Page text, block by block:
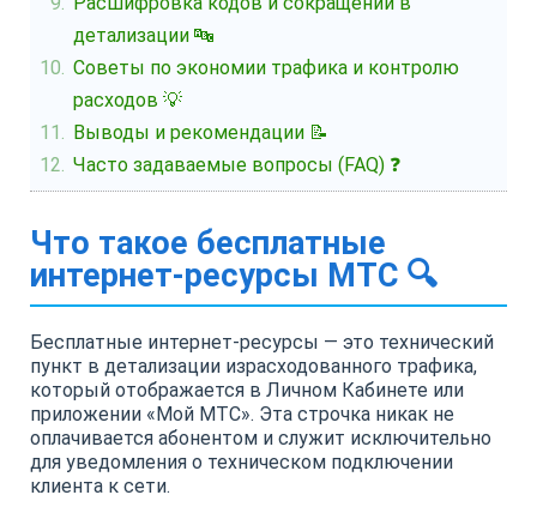
детализации 🔤
Советы по экономии трафика и контролю
расходов 💡
Выводы и рекомендации 📝
Часто задаваемые вопросы (FAQ) ❓
Что такое бесплатные
интернет-ресурсы МТС 🔍
Бесплатные интернет-ресурсы — это технический
пункт в детализации израсходованного трафика,
который отображается в Личном Кабинете или
приложении «Мой МТС». Эта строчка никак не
оплачивается абонентом и служит исключительно
для уведомления о техническом подключении
клиента к сети.